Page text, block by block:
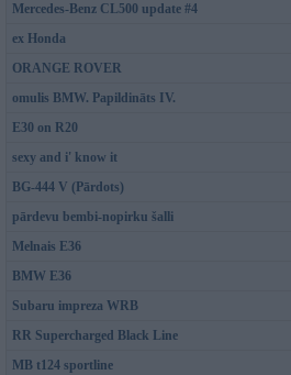
Mercedes-Benz CL500 update #4
ex Honda
ORANGE ROVER
omulis BMW. Papildināts IV.
E30 on R20
sexy and i' know it
BG-444 V (Pārdots)
pārdevu bembi-nopirku šalli
Melnais E36
BMW E36
Subaru impreza WRB
RR Supercharged Black Line
MB t124 sportline